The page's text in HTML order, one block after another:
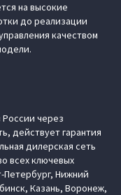
на высокие
до реализации
качеством
России через
действует гарантия
дилерская сеть
всех ключевых
Петербург, Нижний
Казань, Воронеж,